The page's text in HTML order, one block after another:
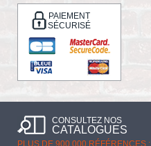
PAIEMENT
SÉCURISÉ
CONSULTEZ NOS
CATALOGUES
PLUS DE 900 000 RÉFÉRENCES :